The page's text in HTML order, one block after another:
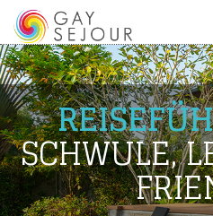
SCHWULE,